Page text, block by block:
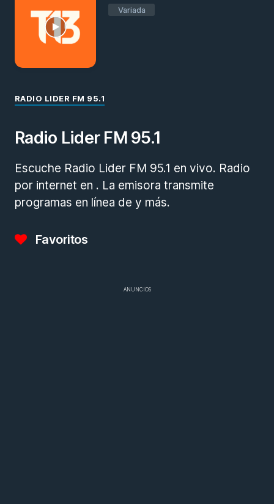
Variada
RADIO LIDER FM 95.1
Radio Lider FM 95.1
Escuche Radio Lider FM 95.1 en vivo. Radio
por internet en . La emisora transmite
programas en línea de y más.
Favoritos
ANUNCIOS